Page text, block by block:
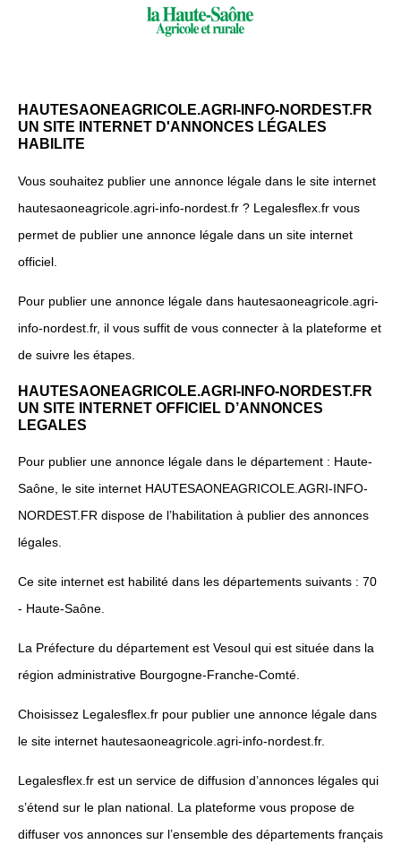
HAUTESAONEAGRICOLE.AGRI-INFO-NORDEST.FR
UN SITE INTERNET D'ANNONCES LÉGALES
HABILITE
Vous souhaitez publier une annonce légale dans le site internet
hautesaoneagricole.agri-info-nordest.fr ? Legalesflex.fr vous
permet de publier une annonce légale dans un site internet
officiel.
Pour publier une annonce légale dans hautesaoneagricole.agri-
info-nordest.fr, il vous suffit de vous connecter à la plateforme et
de suivre les étapes.
HAUTESAONEAGRICOLE.AGRI-INFO-NORDEST.FR
UN SITE INTERNET OFFICIEL D’ANNONCES
LEGALES
Pour publier une annonce légale dans le département : Haute-
Saône, le site internet HAUTESAONEAGRICOLE.AGRI-INFO-
NORDEST.FR dispose de l’habilitation à publier des annonces
légales.
Ce site internet est habilité dans les départements suivants : 70
- Haute-Saône.
La Préfecture du département est Vesoul qui est située dans la
région administrative Bourgogne-Franche-Comté.
Choisissez Legalesflex.fr pour publier une annonce légale dans
le site internet hautesaoneagricole.agri-info-nordest.fr.
Legalesflex.fr est un service de diffusion d’annonces légales qui
s’étend sur le plan national. La plateforme vous propose de
diffuser vos annonces sur l’ensemble des départements français